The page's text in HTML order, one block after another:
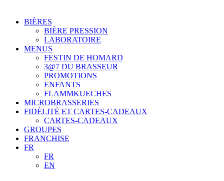
BIÈRES
BIÈRE PRESSION
LABORATOIRE
MENUS
FESTIN DE HOMARD
3@7 DU BRASSEUR
PROMOTIONS
ENFANTS
FLAMMKUECHES
MICROBRASSERIES
FIDÉLITÉ ET CARTES-CADEAUX
CARTES-CADEAUX
GROUPES
FRANCHISE
FR
FR
EN